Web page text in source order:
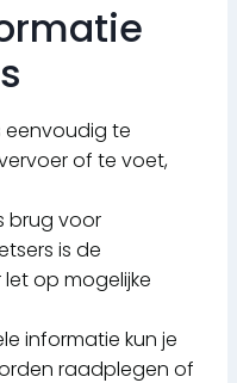
eenvoudig te
of te voet,
brug voor
is de
op mogelijke
informatie kun je
raadplegen of